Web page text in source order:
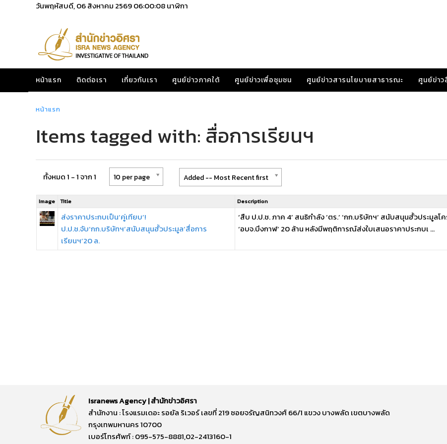
วันพฤหัสบดี, 06 สิงหาคม 256906:00:08นาฬิกา
หน้าแรก ติดต่อเรา เกี่ยวกับเรา ศูนย์ข่าวภาคใต้ ศูนย์ข่าวเพื่อชุมชน ศูนย์ข่าวสารนโยบายสาธารณะ ศูนย์ข่า
หน้าแรก
Items tagged with: สื่อการเรียนฯ
ทั้งหมด 1 - 1 จาก 1 10 per page Added -- Most Recent first
Image Title Description
ส่งราคาประกบเป็น‘คู่เทียบ’!
ป.ป.ช.จับ‘กก.บริษัทฯ’สนับสนุนฮั้วประมูล‘สื่อการ
เรียนฯ’20 ล.
‘สืบ ป.ป.ช. ภาค 4’ สนธิกำลัง ‘ตร.’ ‘กก.บริษัทฯ’ สนับสนุนฮั้วประมูล
‘อบจ.บึงกาฬ’ 20 ล้าน หลังมีพฤติการณ์ส่งใบเสนอราคาประกบเ ...
Isranews Agency | สำนักข่าวอิศรา
สำนักงาน : โรงแรมเดอะ รอยัล ริเวอร์ เลขที่ 219 ซอยจรัญสนิทวงศ์ 66/1 แขวง บางพลัด เขตบางพลัด
กรุงเทพมหานคร 10700
เบอร์โทรศัพท์ : 095-575-8881,02-2413160-1